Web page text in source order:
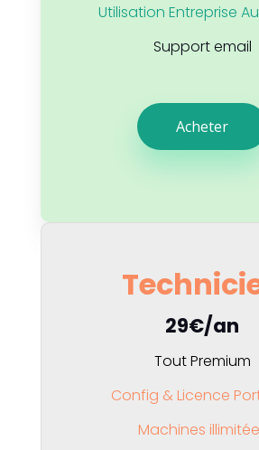
Utilisation Entreprise
Support email
Acheter
29€/an
Tout Premium
Config & Licence
Machines